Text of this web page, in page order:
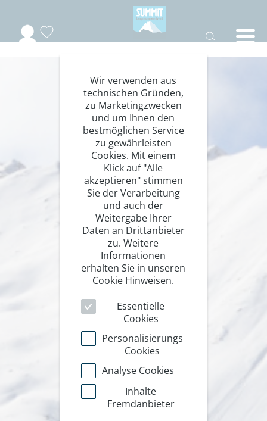
Wir verwenden aus
technischen Gründen,
zu Marketingzwecken
und um Ihnen den
bestmöglichen Service
zu gewährleisten
Cookies. Mit einem
Klick auf "Alle
akzeptieren" stimmen
Sie der Verarbeitung
und auch der
Weitergabe Ihrer
Daten an Drittanbieter
zu. Weitere
Informationen
erhalten Sie in unseren
Cookie Hinweisen.
Essentielle
Cookies
Personalisierungs
Cookies
Analyse Cookies
Inhalte
Fremdanbieter